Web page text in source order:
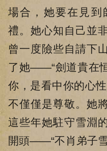
場合，她要在見到
禮。她心知自己並
曾一度險些自請下
了她——“劍道貴在
你，是看中你的心
不僅僅是尊敬。她
這些年她駐守雪淵
開頭——“不肖弟子